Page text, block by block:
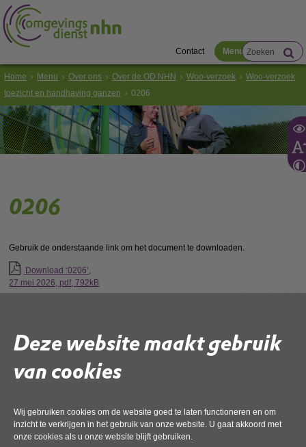
Deze website maakt gebruik
van cookies
Wij gebruiken cookies om de website goed te laten functioneren en om
inzicht te verkrijgen in het gebruik van onze website. U gaat akkoord met
onze cookies als u onze website blijft gebruiken.
Contact Menu
Home Menu Over ons Over de OD NHN Woo-verzoek
Woo-verzoek
toezicht en handhaving ganzen
0206
0206
Gebruik de onderstaande link om het document te downloaden.
Download ‘0206’,
27 mei 2026, pdf, 792kB